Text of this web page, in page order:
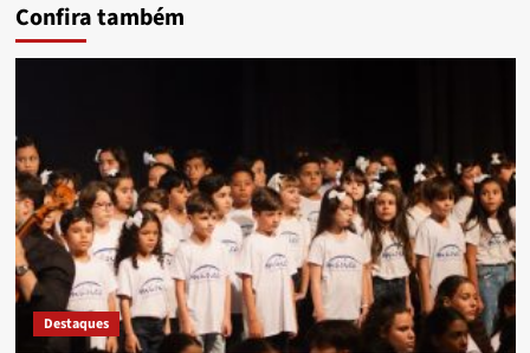
Confira também
Destaques